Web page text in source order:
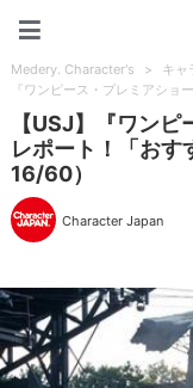
Medery. Character's > キャ
『ワンピース・プレミアショ
【USJ】『ワン
レポート！「おす
16/60）
Character Japan